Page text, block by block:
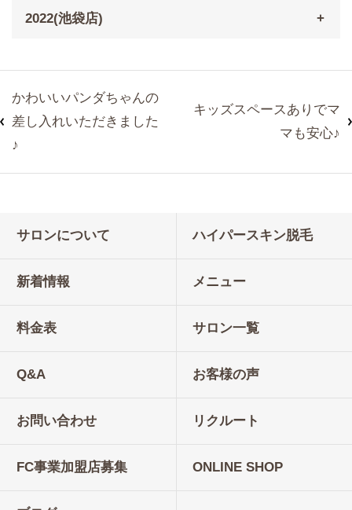
2022(池袋店)
かわいいパンダちゃんの
差し入れいただきました
♪
キッズスペースありでマ
マも安心♪
サロンについて ハイパースキン脱毛
新着情報 メニュー
料金表 サロン一覧
Q&A お客様の声
お問い合わせ リクルート
FC事業加盟店募集 ONLINE SHOP